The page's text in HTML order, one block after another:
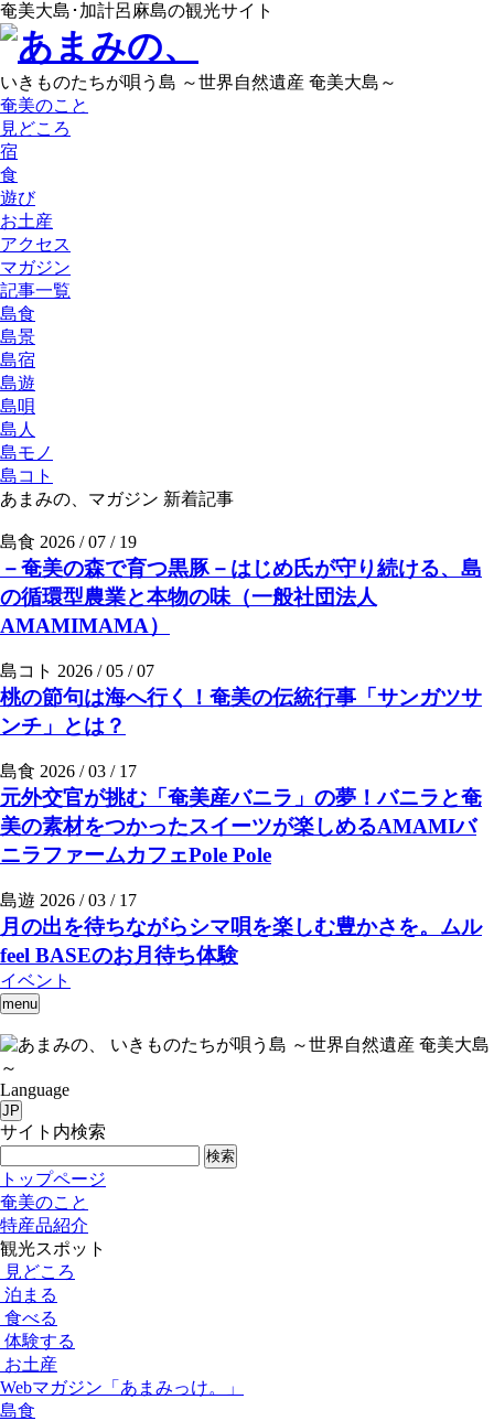
奄美大島･加計呂麻島の観光サイト
いきものたちが唄う島 ～世界自然遺産 奄美大島～
奄美のこと
見どころ
宿
食
遊び
お土産
アクセス
マガジン
記事一覧
島食
島景
島宿
島遊
島唄
島人
島モノ
島コト
あまみの、マガジン 新着記事
島食 2026 / 07 / 19
－奄美の森で育つ黒豚－はじめ氏が守り続ける、島
の循環型農業と本物の味（一般社団法人
AMAMIMAMA）
島コト 2026 / 05 / 07
桃の節句は海へ行く！奄美の伝統行事「サンガツサ
ンチ」とは？
島食 2026 / 03 / 17
元外交官が挑む「奄美産バニラ」の夢！バニラと奄
美の素材をつかったスイーツが楽しめるAMAMIバ
ニラファームカフェPole Pole
島遊 2026 / 03 / 17
月の出を待ちながらシマ唄を楽しむ豊かさを。ムル
feel BASEのお月待ち体験
イベント
menu
いきものたちが唄う島 ～世界自然遺産 奄美大島
～
Language
JP
サイト内検索
検索
トップページ
奄美のこと
特産品紹介
観光スポット
見どころ
泊まる
食べる
体験する
お土産
Webマガジン「あまみっけ。」
島食